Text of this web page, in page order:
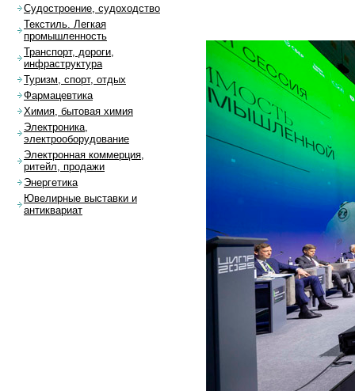
Судостроение, судоходство
Текстиль. Легкая
промышленность
Транспорт, дороги,
инфраструктура
Туризм, спорт, отдых
Фармацевтика
Химия, бытовая химия
Электроника,
электрооборудование
Электронная коммерция,
ритейл, продажи
Энергетика
Ювелирные выставки и
антиквариат